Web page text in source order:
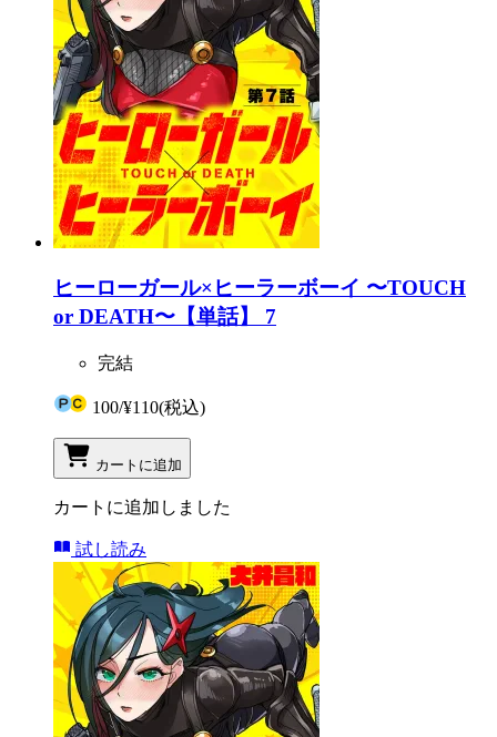
ヒーローガール×ヒーラーボーイ 〜TOUCH
or DEATH〜【単話】 7
完結
100/¥110(税込)
カートに追加
カートに追加しました
試し読み